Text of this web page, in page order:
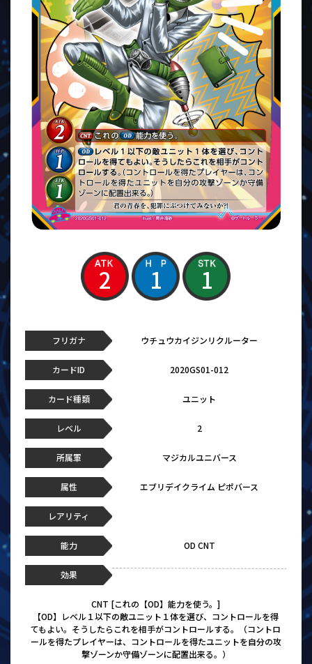
2 1 1
フリガナ ウチュウカイジンリクルーター
カードID 2020GS01-012
カード種類 ユニット
レベル 2
所属軍 マジカルユニバース
属性 エブリデイクライム ピポバース
レアリティ
能力 OD CNT
効果
CNT [これの【OD】能力を使う。]
【OD】レベル１以下の敵ユニット１体を選び、コントロールを得
てもよい。そうしたらこれを相手がコントロールする。（コントロ
ールを得たプレイヤーは、コントロールを得たユニットを自分の攻
撃ゾーンか守備ゾーンに配置出来る。）